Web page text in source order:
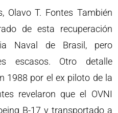
Olavo T. Fontes También
de esta recuperación
Naval de Brasil, pero
escasos. Otro detalle
1988 por el ex piloto de la
revelaron que el OVNI
B-17 y transportado a